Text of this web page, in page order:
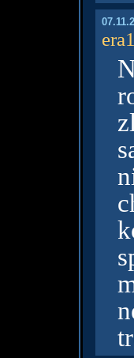
era1